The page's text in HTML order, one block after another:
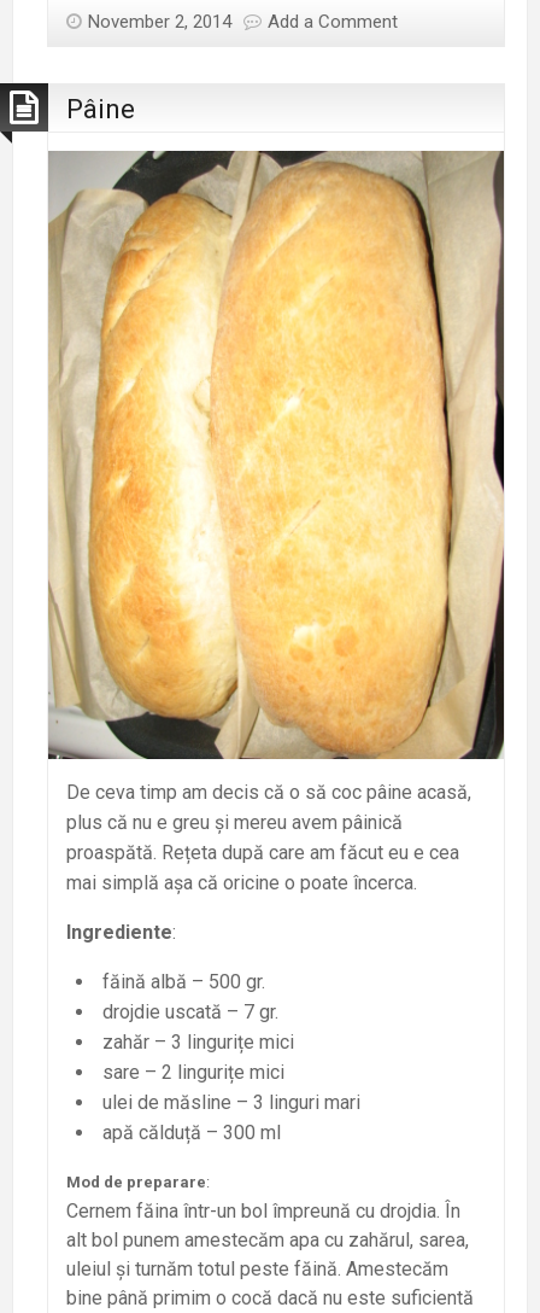
November 2, 2014 Add a Comment
Pâine
De ceva timp am decis că o să coc pâine acasă,
plus că nu e greu și mereu avem pâinică
proaspătă. Rețeta după care am făcut eu e cea
mai simplă așa că oricine o poate încerca.
Ingrediente:
făină albă – 500 gr.
drojdie uscată – 7 gr.
zahăr – 3 lingurițe mici
sare – 2 lingurițe mici
ulei de măsline – 3 linguri mari
apă călduță – 300 ml
Mod de preparare:
Cernem făina într-un bol împreună cu drojdia. În
alt bol punem amestecăm apa cu zahărul, sarea,
uleiul și turnăm totul peste făină. Amestecăm
bine până primim o cocă dacă nu este suficientă